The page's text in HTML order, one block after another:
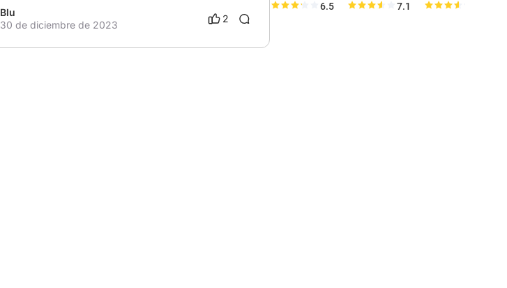
Blu
30 de diciembre de 2023
2
6.5 7.1